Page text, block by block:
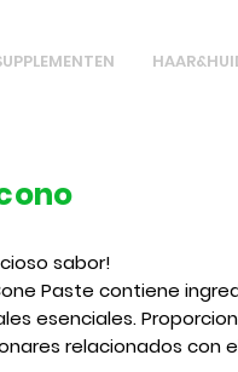
sabor!
Paste contiene
esenciales.
relacionados con